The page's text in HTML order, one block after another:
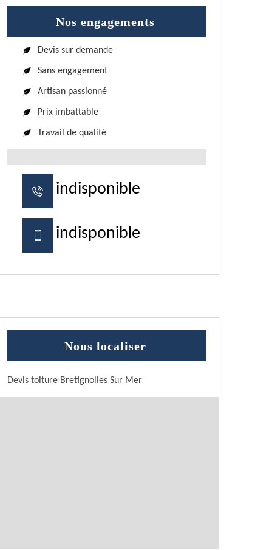
Nos engagements
Devis sur demande
Sans engagement
Artisan passionné
Prix imbattable
Travail de qualité
indisponible
indisponible
Nous localiser
Devis toiture Bretignolles Sur Mer